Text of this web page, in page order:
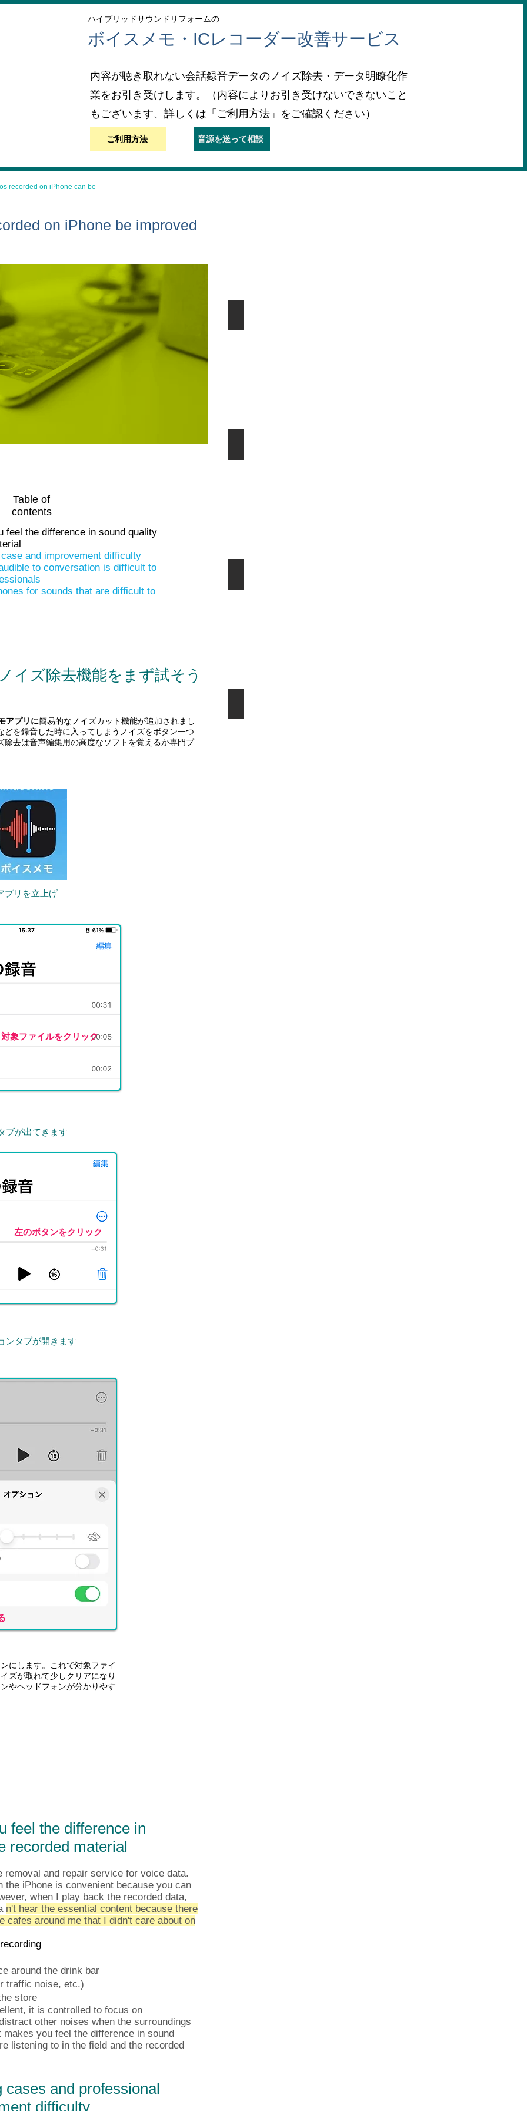
ハイブリッドサウンドリフォームの
ボイスメモ・ICレコーダー改善サービス
内容が聴き取れない会話録音データのノイズ除去・データ明瞭化作
業をお引き受けします。（内容によりお引き受けないできないこと
もございます、詳しくは「ご利用方法」をご確認ください）
ご利用方法 音源を送って相談
recorded on iPhone can be
on iPhone be improved
Table of
contents
feel the difference in sound quality
and improvement difficulty
to conversation is difficult to
for sounds that are difficult to
イズ除去機能をまず試そう
アプリに簡易的なノイズカット機能が追加されまし
を録音した時に入ってしまうノイズをボタン一つ
去は音声編集用の高度なソフトを覚えるか専門プ
時
プリを立上げ
対象ファイルをクリック
ブが出てきます
左のボタンをクリック
ンタブが開きます
にします。これで対象ファイ
ズが取れて少しクリアになり
やヘッドフォンが分かりやす
feel the difference in
recorded material
removal and repair service for voice data.
the iPhone is convenient because you can
when I play back the recorded data,
n't hear the essential content because there
cafes around me that I didn't care about on
around the drink bar
traffic noise, etc.)
store
it is controlled to focus on
other noises when the surroundings
you feel the difference in sound
listening to in the field and the recorded
and professional
difficulty